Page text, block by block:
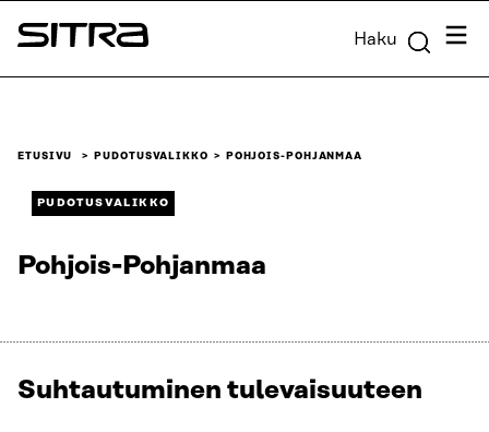
Siirry
suoraan
Sitra Haku
ETUSIVU PUDOTUSVALIKKO POHJOIS-POHJANMAA
PUDOTUSVALIKKO
Pohjois-Pohjanmaa
Suhtautuminen tulevaisuuteen